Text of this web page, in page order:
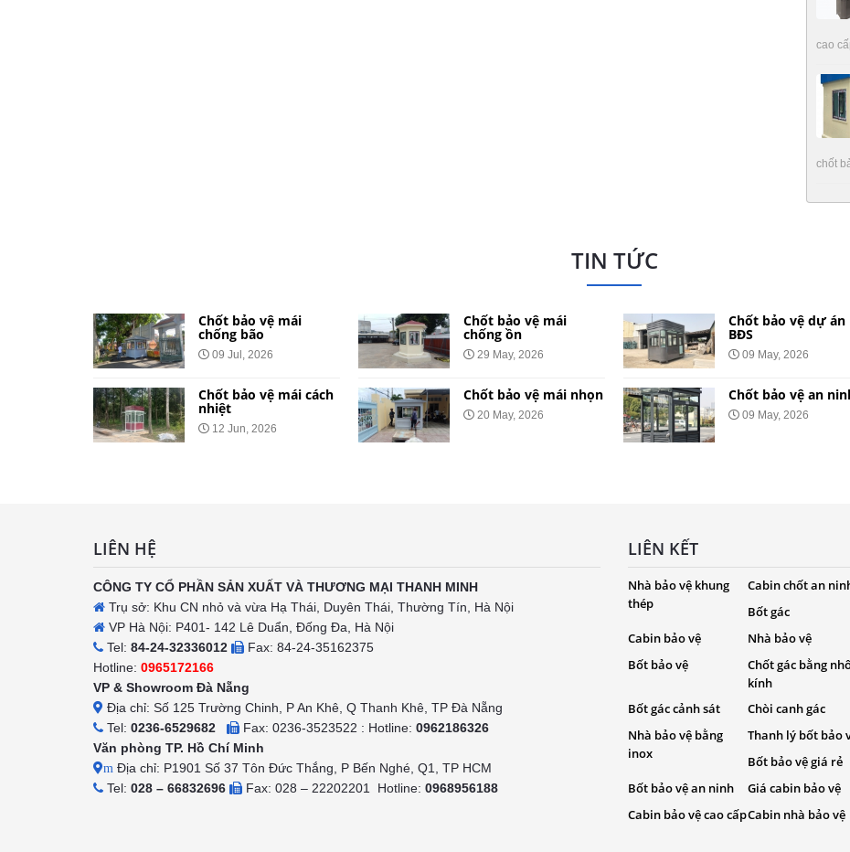
cao
chốt
TIN TỨC
Chốt bảo vệ mái
chống bão
09 Jul, 2026
Chốt bảo vệ mái cách
nhiệt
12 Jun, 2026
Chốt bảo vệ mái
chống ồn
29 May, 2026
Chốt bảo vệ mái nhọn
20 May, 2026
Chốt bảo vệ dự án
BĐS
09 May, 2026
Chốt bảo vệ an
09 May, 2026
LIÊN HỆ
CÔNG TY CỔ PHẦN SẢN XUẤT VÀ THƯƠNG MẠI THANH MINH
Trụ sở: Khu CN nhỏ và vừa Hạ Thái, Duyên Thái, Thường Tín, Hà Nội
VP Hà Nội: P401- 142 Lê Duẩn, Đống Đa, Hà Nội
Tel: 84-24-32336012
Fax: 84-24-35162375
Hotline: 0965172166
VP & Showroom Đà Nẵng
Địa chỉ: Số 125 Trường Chinh, P An Khê, Q Thanh Khê, TP Đà Nẵng
Tel: 0236-6529682 Fax: 0236-3523522 : Hotline: 0962186326
Văn phòng TP. Hồ Chí Minh
m Địa chỉ: P1901 Số 37 Tôn Đức Thắng, P Bến Nghé, Q1, TP HCM
Tel: 028 – 66832696 Fax: 028 – 22202201 Hotline: 0968956188
LIÊN KẾT
Nhà bảo vệ khung
thép
Cabin chốt an
Bốt gác
Cabin bảo vệ
Nhà bảo vệ
Bốt bảo vệ
Chốt gác bằng
kính
Bốt gác cảnh sát
Chòi canh gác
Nhà bảo vệ bằng
inox
Thanh lý bốt bảo
Bốt bảo vệ giá rẻ
Bốt bảo vệ an ninh
Giá cabin bảo vệ
Cabin bảo vệ cao cấpCabin nhà bảo vệ